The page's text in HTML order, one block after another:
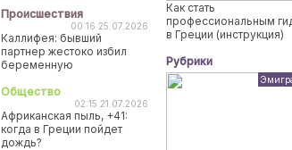
Происшествия
00:16 25.07.2026
Каллифея: бывший
партнер жестоко избил
беременную
Общество
02:15 21.07.2026
Африканская пыль, +41:
когда в Греции пойдет
дождь?
Как стать
профессиональным
в Греции (инструкция)
Рубрики